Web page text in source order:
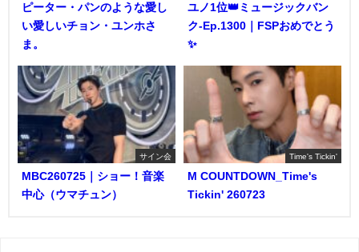
ピーター・パンのような愛し
い愛しいチョン・ユンホさ
ま。
ユノ1位👑ミュージックバン
ク-Ep.1300｜FSPおめでとう
✨️
サイン会
MBC260725｜ショー！音楽
中心（ウマチュン）
Time's Tickin'
M COUNTDOWN_Time's
Tickin' 260723